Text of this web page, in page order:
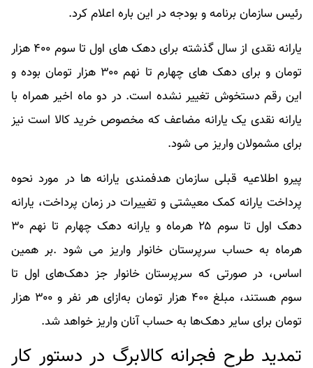
رئیس سازمان برنامه و بودجه در این باره اعلام کرد.
یارانه نقدی از سال گذشته برای دهک های اول تا سوم ۴۰۰ هزار
تومان و برای دهک های چهارم تا نهم ۳۰۰ هزار تومان بوده و
این رقم دستخوش تغییر نشده است. در دو ماه اخیر همراه با
یارانه نقدی یک یارانه مضاعف که مخصوص خرید کالا است نیز
برای مشمولان واریز می شود.
پیرو اطلاعیه قبلی سازمان هدفمندی یارانه ها در مورد نحوه
پرداخت یارانه کمک معیشتی و تغییرات در زمان پرداخت، یارانه
دهک اول تا سوم ۲۵ هرماه و یارانه دهک چهارم تا نهم ۳۰
هرماه به حساب سرپرستان خانوار واریز می شود .بر همین
اساس، در صورتی که سرپرستان خانوار جز دهک‌های اول تا
سوم هستند، مبلغ ۴۰۰ هزار تومان به‌ازای هر نفر و ۳۰۰ هزار
تومان برای سایر دهک‌ها به حساب آنان واریز خواهد شد.
تمدید طرح فجرانه کالابرگ در دستور کار